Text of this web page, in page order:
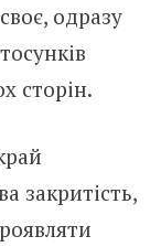
одразу
сторін.
закритість,